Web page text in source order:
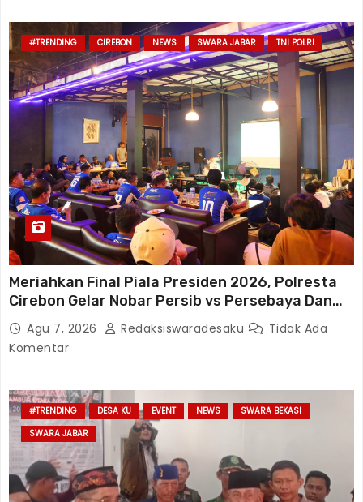
#TRENDING CIREBON NEWS SWARA JABAR TNI POLRI
Meriahkan Final Piala Presiden 2026, Polresta
Cirebon Gelar Nobar Persib vs Persebaya Dan
Bagi-Bagi Motor Listrik
Agu 7, 2026 Redaksiswaradesaku
Tidak Ada
Komentar
#TRENDING DESA KU EVENT NEWS
SWARA BEKASI
SWARA JABAR